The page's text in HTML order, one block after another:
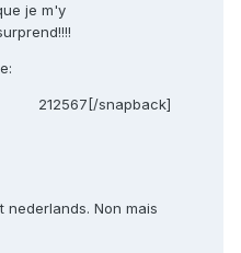
je m'y
212567[/snapback]
Non mais